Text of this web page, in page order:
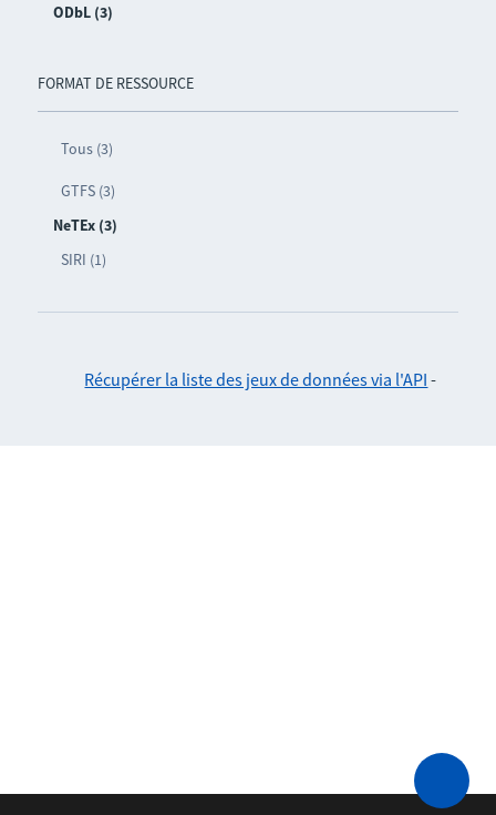
ODbL (3)
FORMAT DE RESSOURCE
Tous (3)
GTFS (3)
NeTEx (3)
SIRI (1)
Récupérer la liste des jeux de données via l'API -